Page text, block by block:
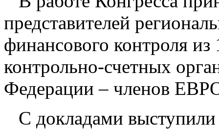
представителей
финансового контроля
контрольно-счетных
Федерации – членов
С докладами выступили